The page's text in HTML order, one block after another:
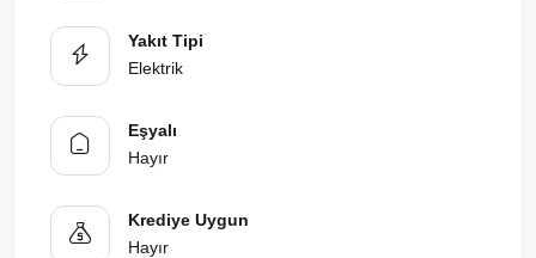
Yakıt Tipi
Elektrik
Eşyalı
Hayır
Krediye Uygun
Hayır